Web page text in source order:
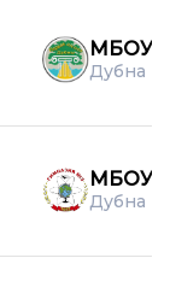
МБОУ
Дубна
МБОУ
Дубна